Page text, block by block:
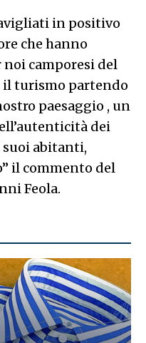
in positivo
che hanno
noi camporesi del
il turismo partendo
paesaggio , un
dei
abitanti,
il commento del
Feola.